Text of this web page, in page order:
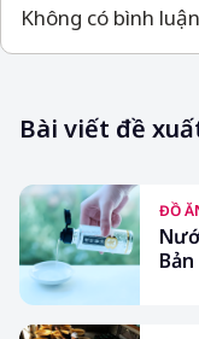
Không có bình
Bài viết đề
ĐỒ